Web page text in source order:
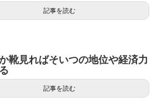
記事を読む
靴見ればそいつの地位や経済力
記事を読む